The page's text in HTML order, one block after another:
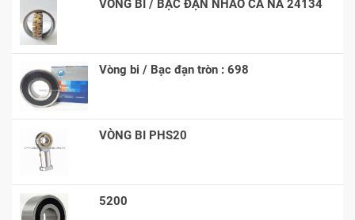
VÒNG BI / BẠC ĐẠN NHÀO CÀ NA 24134
Vòng bi / Bạc đạn tròn : 698
VÒNG BI PHS20
5200